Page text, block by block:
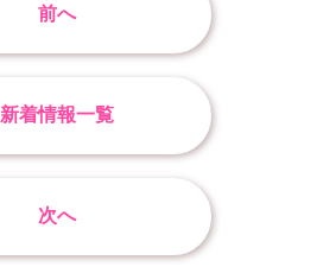
前へ
新着情報一覧
次へ